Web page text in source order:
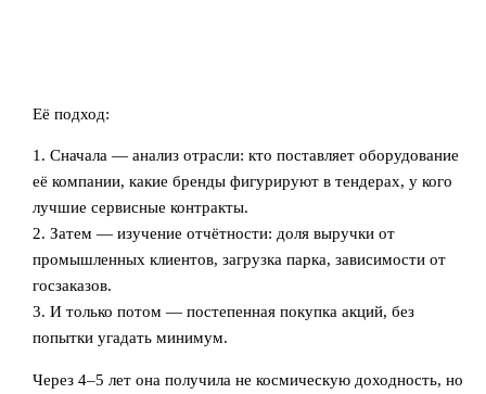
Её подход:
1. Сначала — анализ отрасли: кто поставляет оборудование
её компании, какие бренды фигурируют в тендерах, у кого
лучшие сервисные контракты.
2. Затем — изучение отчётности: доля выручки от
промышленных клиентов, загрузка парка, зависимости от
госзаказов.
3. И только потом — постепенная покупка акций, без
попытки угадать минимум.
Через 4–5 лет она получила не космическую доходность, но